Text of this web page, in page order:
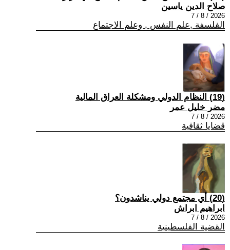
صلاح الدين ياسين
2026 / 8 / 7
الفلسفة ,علم النفس , وعلم الاجتماع
(19) النظام الدولي ومشكلة العراق المالية
مضر خليل عمر
2026 / 8 / 7
قضايا ثقافية
(20) أي مجتمع دولي يناشدون؟
ابراهيم ابراش
2026 / 8 / 7
القضية الفلسطينية